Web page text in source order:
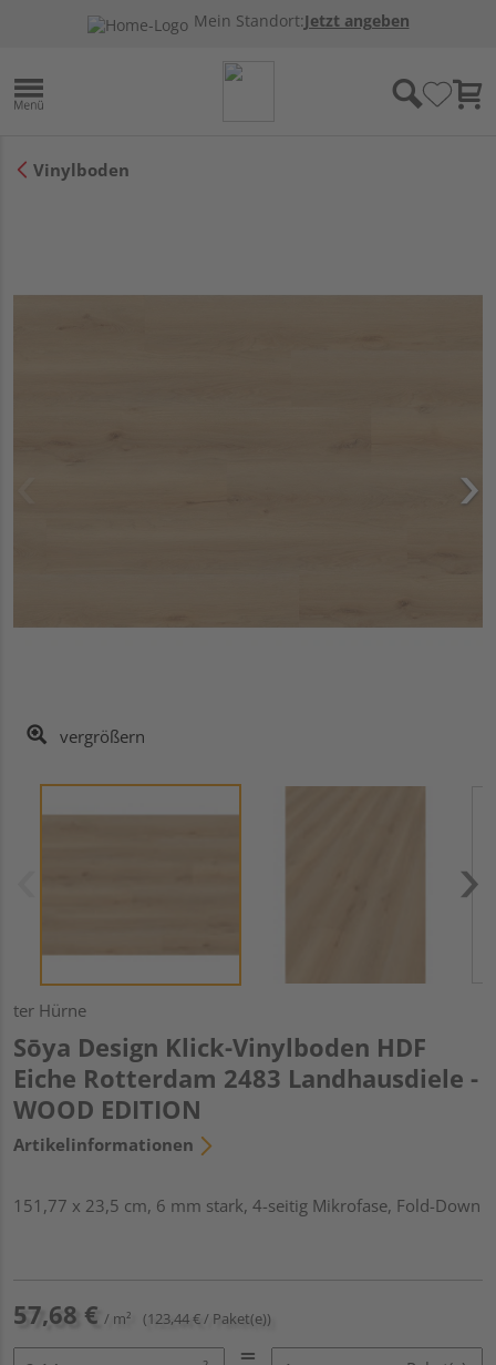
Mein Standort:Jetzt angeben
Vinylboden
vergrößern
ter Hürne
Sōya Design Klick-Vinylboden HDF
Eiche Rotterdam 2483 Landhausdiele -
WOOD EDITION
Artikelinformationen
151,77 x 23,5 cm, 6 mm stark, 4-seitig Mikrofase, Fold-Down
57,68 € / m² (123,44 € / Paket(e))